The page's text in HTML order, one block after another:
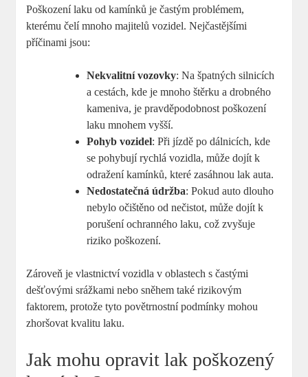
Poškození laku od kamínků je častým problémem,
kterému čelí mnoho majitelů vozidel. Nejčastějšími
příčinami jsou:
Nekvalitní vozovky: Na špatných silnicích
a cestách, kde je mnoho štěrku a drobného
kameniva, je pravděpodobnost poškození
laku mnohem vyšší.
Pohyb vozidel: Při jízdě po dálnicích, kde
se pohybují rychlá vozidla, může dojít k
odražení kamínků, které zasáhnou lak auta.
Nedostatečná údržba: Pokud auto dlouho
nebylo očištěno od nečistot, může dojít k
porušení ochranného laku, což zvyšuje
riziko poškození.
Zároveň je vlastnictví vozidla v oblastech s častými
dešťovými srážkami nebo sněhem také rizikovým
faktorem, protože tyto povětrnostní podmínky mohou
zhoršovat kvalitu laku.
Jak mohu opravit lak poškozený